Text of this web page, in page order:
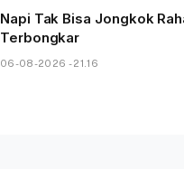
Napi Tak Bisa Jongkok
Terbongkar
06-08-2026 - 21.16